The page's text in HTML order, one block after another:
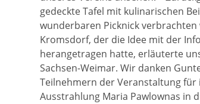
gedeckte Tafel mit kulinarischen
wunderbaren Picknick
Kromsdorf, der die Idee mit der
herangetragen hatte, erläuterte
Sachsen-Weimar. Wir danken
Teilnehmern der Veranstaltung für
Ausstrahlung Maria Pawlownas in